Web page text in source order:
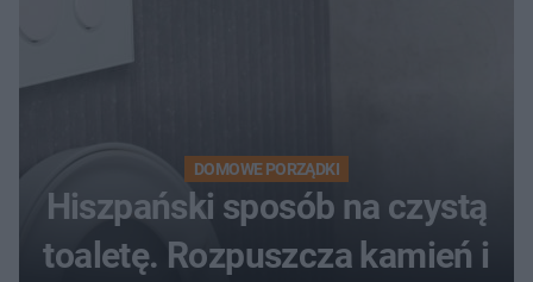
DOMOWE PORZĄDKI
Hiszpański sposób na czystą
toaletę. Rozpuszcza kamień i